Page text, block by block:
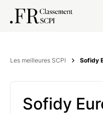
Les meilleures SCPI Sofidy
Sofidy